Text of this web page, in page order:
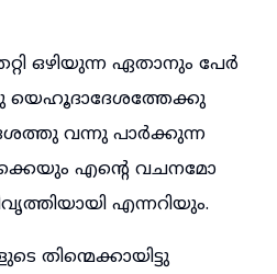
ഒഴിയുന്ന ഏതാനും പേർ
യെഹൂദാദേശത്തേക്കു
വന്നു പാർക്കുന്ന
എന്റെ വചനമോ
എന്നറിയും.
തിന്മെക്കായിട്ടു